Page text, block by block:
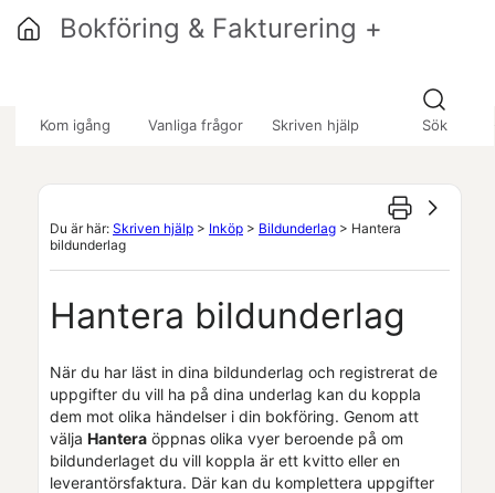
Kom igång Vanliga frågor Skriven hjälp Sök
Bokföring & Fakturering +
Du är här: Skriven hjälp > Inköp > Bildunderlag > Hantera
bildunderlag
Hantera bildunderlag
När du har läst in dina bildunderlag och registrerat de
uppgifter du vill ha på dina underlag kan du koppla
dem mot olika händelser i din bokföring. Genom att
välja Hantera öppnas olika vyer beroende på om
bildunderlaget du vill koppla är ett kvitto eller en
leverantörsfaktura. Där kan du komplettera uppgifter